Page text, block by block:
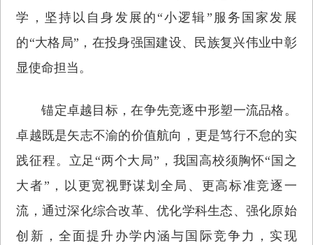
学，坚持以自身发展的“小逻辑”服务国家发展
的“大格局”，在投身强国建设、民族复兴伟业中彰
显使命担当。
锚定卓越目标，在争先竞逐中形塑一流品格。
卓越既是矢志不渝的价值航向，更是笃行不怠的实
践征程。立足“两个大局”，我国高校须胸怀“国之
大者”，以更宽视野谋划全局、更高标准竞逐一
流，通过深化综合改革、优化学科生态、强化原始
创新，全面提升办学内涵与国际竞争力，实现